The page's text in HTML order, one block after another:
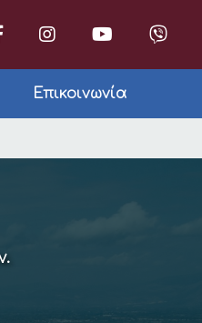
Επικοινωνία
Πάρκου